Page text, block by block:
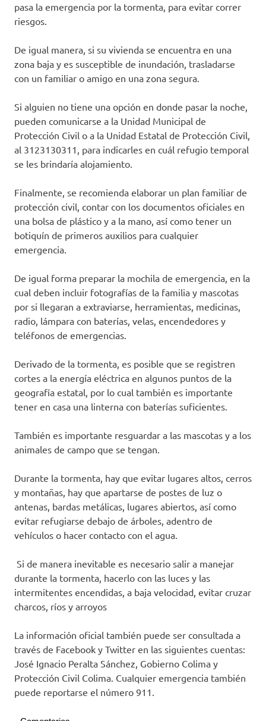
pasa la emergencia por la tormenta, para evitar correr
riesgos.
De igual manera, si su vivienda se encuentra en una
zona baja y es susceptible de inundación, trasladarse
con un familiar o amigo en una zona segura.
Si alguien no tiene una opción en donde pasar la noche,
pueden comunicarse a la Unidad Municipal de
Protección Civil o a la Unidad Estatal de Protección Civil,
al 3123130311, para indicarles en cuál refugio temporal
se les brindaría alojamiento.
Finalmente, se recomienda elaborar un plan familiar de
protección civil, contar con los documentos oficiales en
una bolsa de plástico y a la mano, así como tener un
botiquín de primeros auxilios para cualquier
emergencia.
De igual forma preparar la mochila de emergencia, en la
cual deben incluir fotografías de la familia y mascotas
por si llegaran a extraviarse, herramientas, medicinas,
radio, lámpara con baterías, velas, encendedores y
teléfonos de emergencias.
Derivado de la tormenta, es posible que se registren
cortes a la energía eléctrica en algunos puntos de la
geografía estatal, por lo cual también es importante
tener en casa una linterna con baterías suficientes.
También es importante resguardar a las mascotas y a los
animales de campo que se tengan.
Durante la tormenta, hay que evitar lugares altos, cerros
y montañas, hay que apartarse de postes de luz o
antenas, bardas metálicas, lugares abiertos, así como
evitar refugiarse debajo de árboles, adentro de
vehículos o hacer contacto con el agua.
Si de manera inevitable es necesario salir a manejar
durante la tormenta, hacerlo con las luces y las
intermitentes encendidas, a baja velocidad, evitar cruzar
charcos, ríos y arroyos
La información oficial también puede ser consultada a
través de Facebook y Twitter en las siguientes cuentas:
José Ignacio Peralta Sánchez, Gobierno Colima y
Protección Civil Colima. Cualquier emergencia también
puede reportarse el número 911.